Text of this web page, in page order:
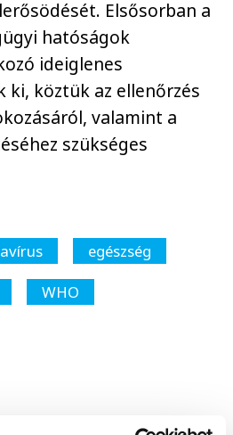
Elsősorban a
hatóságok
ideiglenes
ki, köztük az ellenőrzés
valamint a
szükséges
egészség
WHO